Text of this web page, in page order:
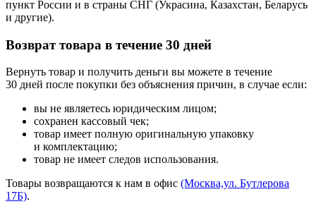
пункт России и в страны СНГ (Украсина, Казахстан, Беларусь
и другие).
Возврат товара в течение 30 дней
Вернуть товар и получить деньги вы можете в течение
30 дней после покупки без объяснения причин, в случае если:
вы не являетесь юридическим лицом;
сохранен кассовый чек;
товар имеет полную оригинальную упаковку
и комплектацию;
товар не имеет следов использования.
Товары возвращаются к нам в офис (Москва,ул. Бутлерова
17Б).